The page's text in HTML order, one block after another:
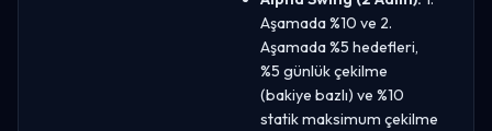
Aşamada %10 ve 2.
Aşamada %5 hedefleri,
%5 günlük çekilme
(bakiye bazlı) ve %10
statik maksimum çekilme